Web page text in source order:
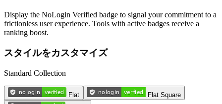
Display the NoLogin Verified badge to signal your commitment to a
frictionless user experience. Tools with active badges receive a
ranking boost.
スタイルをカスタマイズ
Standard Collection
Flat
Flat Square